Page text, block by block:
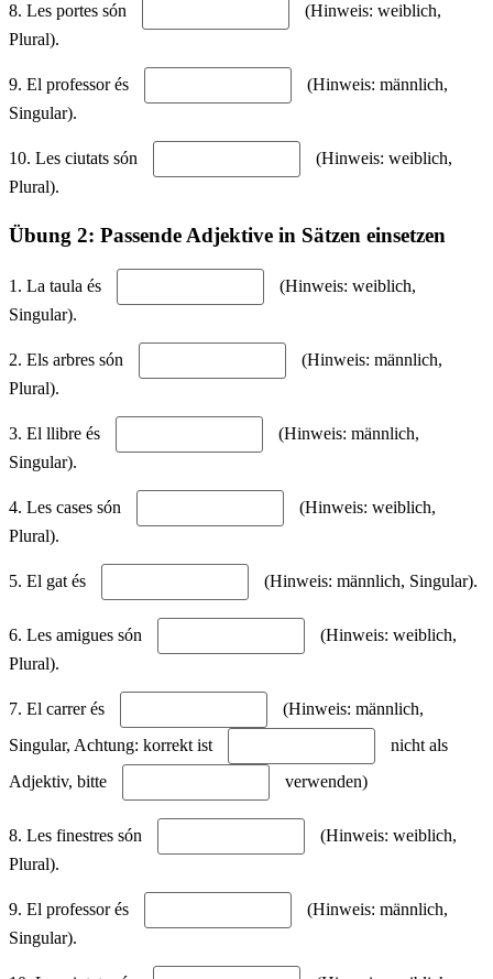
8. Les portes són
(Hinweis: weiblich,
Plural).
9. El professor és
(Hinweis: männlich,
Singular).
10. Les ciutats són
(Hinweis: weiblich,
Plural).
Übung 2: Passende Adjektive in Sätzen einsetzen
1. La taula és
(Hinweis: weiblich,
Singular).
2. Els arbres són
(Hinweis: männlich,
Plural).
3. El llibre és
(Hinweis: männlich,
Singular).
4. Les cases són
(Hinweis: weiblich,
Plural).
5. El gat és (Hinweis: männlich, Singular).
6. Les amigues són
(Hinweis: weiblich,
Plural).
7. El carrer és
(Hinweis: männlich,
Singular, Achtung: korrekt ist
nicht als
Adjektiv, bitte
verwenden)
8. Les finestres són
(Hinweis: weiblich,
Plural).
9. El professor és
(Hinweis: männlich,
Singular).